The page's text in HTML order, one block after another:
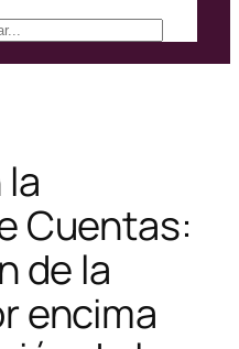
Cuentas:
de la
encima